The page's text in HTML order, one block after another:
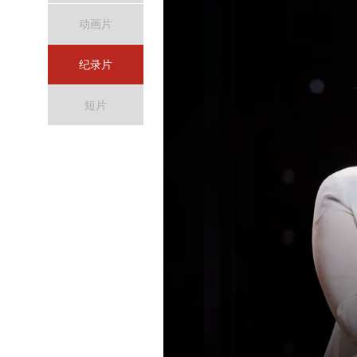
动画片
纪录片
短片